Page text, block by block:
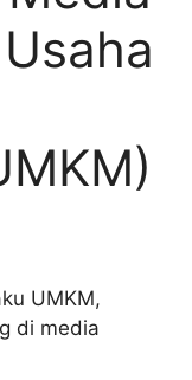
UMKM,
di media